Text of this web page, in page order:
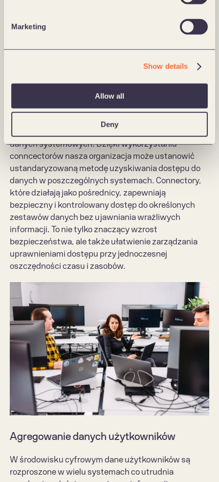
Marketing
Show details
Allow all
Deny
uprawnień, co stwarza potencjalne zagrożenie dla
dostępu i kontrolowanie ich w wielu systemach może
każdy z systemów może mieć własną, unikalną
strukturę API, co utrudnia integrację i utrzymanie.
Forte Data Platform odpowiada na wszystkie
powyższe wyzwania, zapewniając ujednolicone
podejście do uzyskiwania dostępu do wewnętrznych
danych systemowych. Dzięki wykorzystaniu
conncectorów nasza organizacja może ustanowić
ustandaryzowaną metodę uzyskiwania dostępu do
danych w poszczególnych systemach. Connectory,
które działają jako pośrednicy, zapewniają
bezpieczny i kontrolowany dostęp do określonych
zestawów danych bez ujawniania wrażliwych
informacji. To nie tylko znaczący wzrost
bezpieczeństwa, ale także ułatwienie zarządzania
uprawnieniami dostępu przy jednoczesnej
oszczędności czasu i zasobów.
Agregowanie danych użytkowników
W środowisku cyfrowym dane użytkowników są
rozproszone w wielu systemach co utrudnia